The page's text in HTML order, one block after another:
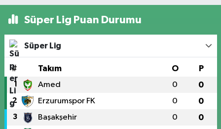
Süper Lig Puan Durumu
Süper Lig
# Takım O P
1 Amed 0 0
2 Erzurumspor FK 0 0
3 Başakşehir 0 0